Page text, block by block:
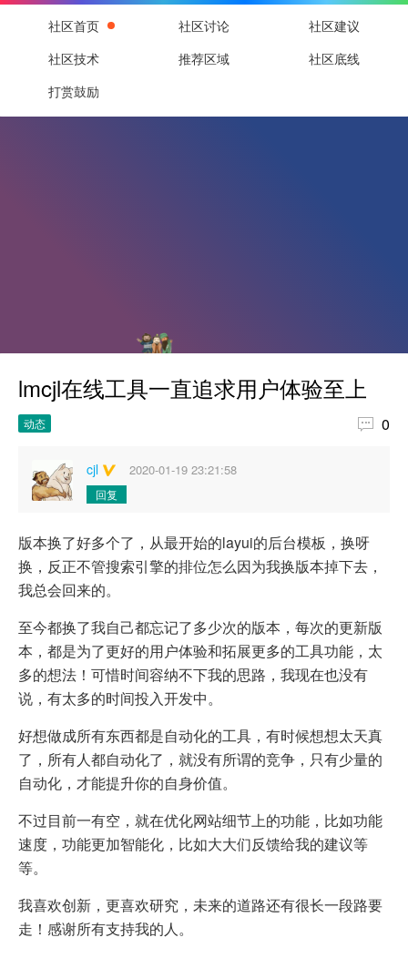
社区首页 社区讨论
社区建议
社区技术
推荐区域
社区底线
打赏鼓励
lmcjl在线工具一直追求用户体验至上
动态  0
cjl 2020-01-19 23:21:58
回复
版本换了好多个了，从最开始的layui的后台模板，换呀
换，反正不管搜索引擎的排位怎么因为我换版本掉下去，
我总会回来的。
至今都换了我自己都忘记了多少次的版本，每次的更新版
本，都是为了更好的用户体验和拓展更多的工具功能，太
多的想法！可惜时间容纳不下我的思路，我现在也没有
说，有太多的时间投入开发中。
好想做成所有东西都是自动化的工具，有时候想想太天真
了，所有人都自动化了，就没有所谓的竞争，只有少量的
自动化，才能提升你的自身价值。
不过目前一有空，就在优化网站细节上的功能，比如功能
速度，功能更加智能化，比如大大们反馈给我的建议等
等。
我喜欢创新，更喜欢研究，未来的道路还有很长一段路要
走！感谢所有支持我的人。